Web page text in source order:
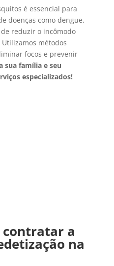
é essencial para
doenças como dengue,
reduzir o incômodo
métodos
focos e prevenir
sua família e seu
especializados!
contratar a
na